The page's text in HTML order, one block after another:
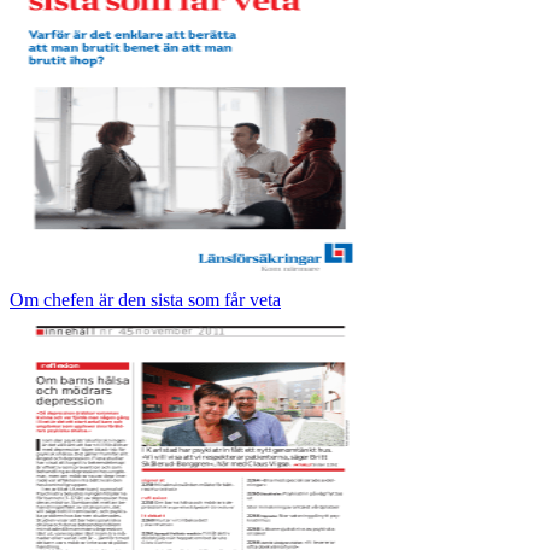
Om chefen är den sista som får veta